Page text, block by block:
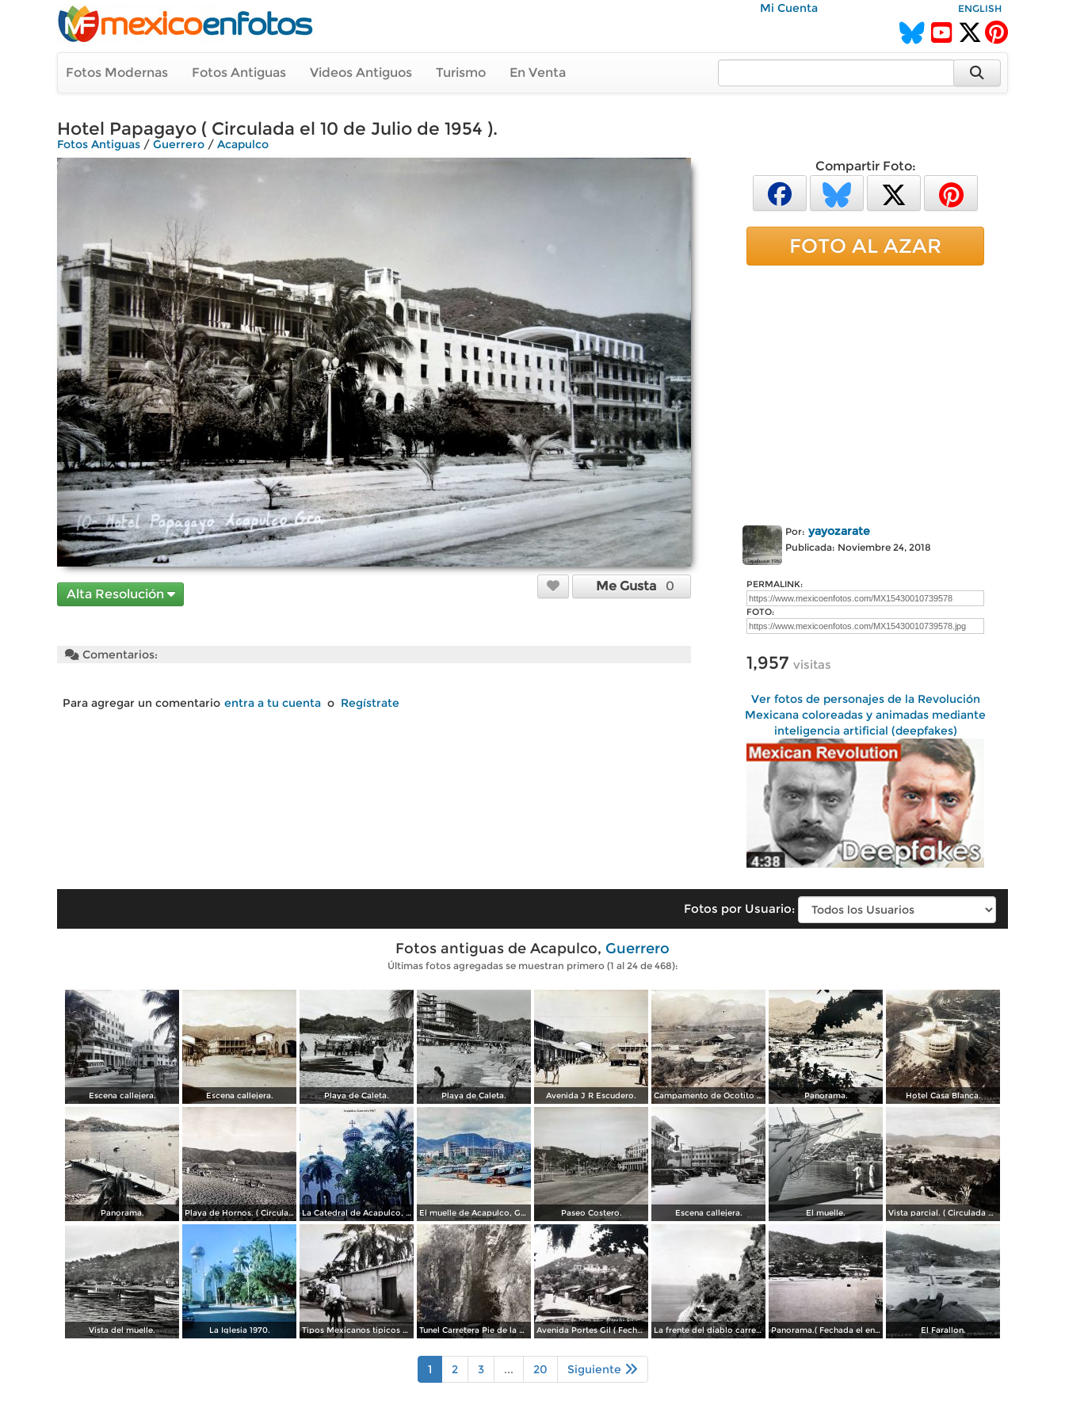
Mi Cuenta ENGLISH
Fotos Modernas Fotos Antiguas Videos Antiguos Turismo En Venta
Hotel Papagayo ( Circulada el 10 de Julio de 1954 ).
Fotos Antiguas / Guerrero / Acapulco
Alta Resolución
Me Gusta 0
Comentarios:
Para agregar un comentario entra a tu cuenta o Regístrate
Compartir Foto:
FOTO AL AZAR
Por: yayozarate
Publicada: Noviembre 24, 2018
PERMALINK:
FOTO:
1,957 visitas
Ver fotos de personajes de la Revolución
Mexicana coloreadas y animadas mediante
inteligencia artificial (deepfakes)
Fotos por Usuario:
Fotos antiguas de Acapulco, Guerrero
Últimas fotos agregadas se muestran primero (1 al 24 de 468):
Escena callejera. Escena callejera. Playa de Caleta. Playa de Caleta. Avenida J R Escudero. Campamento de Ocotito Carretera de Mexico-Acapulco. Panorama. Hotel Casa Blanca.
Panorama. Playa de Hornos. ( Circulada el 21 de Marzo de 1940 ). La Catedral de Acapulco, Guerrero 1967. El muelle de Acapulco, Guerrero 1967. Paseo Costero. Escena callejera. El muelle. Vista parcial. ( Circulada el 23 de Mayo de 1935 ).
Vista del muelle. La Iglesia 1970. Tipos Mexicanos tipicos aguadores.. Tunel Carretera Pie de la Cuesta Acapulco . Avenida Portes Gil ( Fechada el en 1931 ). La frente del diablo carretera Acapulo a Pie de La Cuesta ( Fechada el en 1931 ). Panorama.( Fechada el en 1931 ). El Farallon.
1 2 3 ... 20 Siguiente